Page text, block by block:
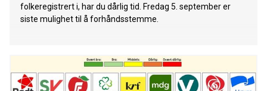
folkeregistrert i, har du dårlig tid. Fredag 5. september er
siste mulighet til å forhåndsstemme.